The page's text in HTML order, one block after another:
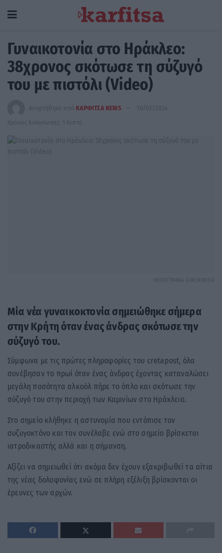
Γυναικοτονία στο Ηράκλεο:
38χρονος σκότωσε τη σύζυγό
του με πιστόλι (Video)
Αναρτήθηκε από ΚΑΡΦΙΤΣΑ NEWS
16/02/2024
Χρόνος Ανάγνωσης: 1 λεπτό
Μία νέα γυναικοκτονία σημειώθηκε σήμερα
στην Κρήτη όταν ένας άνδρας σκότωσε την
σύζυγό του.
Σύμφωνα με τις πρώτες πληροφορίες του cretapost, όλα
συνέβησαν το πρωί όταν ένας άνδρας έχοντας καταναλώσει
μεγάλη ποσότητα αλκοόλ πήρε το όπλο και σκότωσε την
σύζυγό του στην περιοχή των Καμινίων στο Ηράκλειο.
Στο σημείο κλήθηκε η αστυνομία που εντόπισε τον
συζυγοκτόνο και τον συνέλαβε ενώ στο σημείο βρίσκεται
ιατροδικαστής αλλά και η σήμανση.
Αξίζει να σημειωθεί ότι ακόμα δεν έχουν εξακριβωθεί τα αίτια
της νέας δολοφονίας ενώ σε πλήρη εξέλιξη βρίσκονται οι
έρευνες των αρχών.